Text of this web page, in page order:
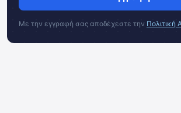
Με την εγγραφή σας αποδέχεστε την Πολιτική